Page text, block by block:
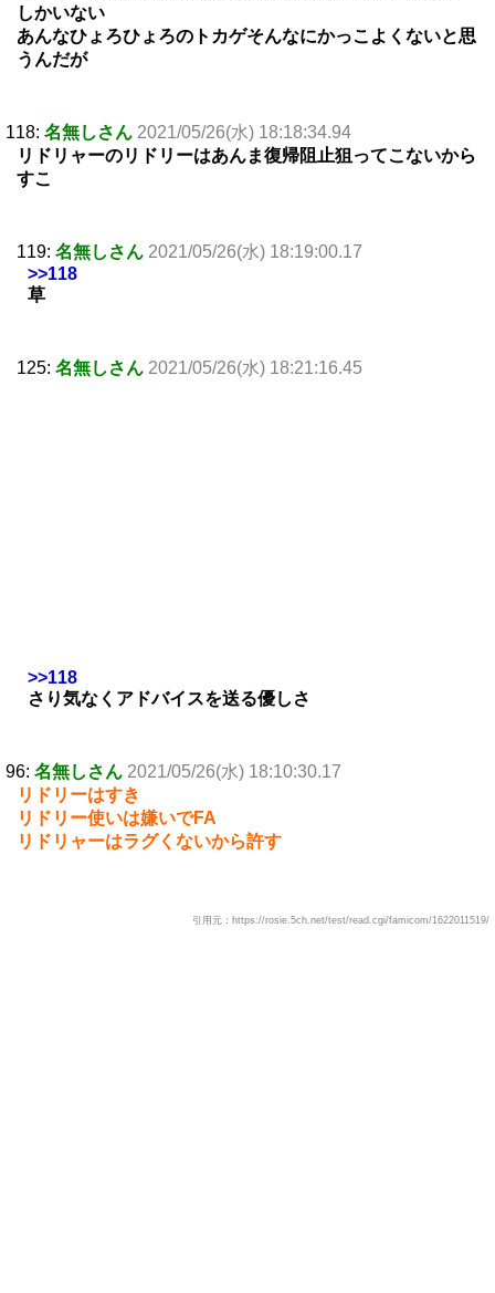
しかいない
あんなひょろひょろのトカゲそんなにかっこよくないと思
うんだが
118: 名無しさん 2021/05/26(水) 18:18:34.94
リドリャーのリドリーはあんま復帰阻止狙ってこないから
すこ
119: 名無しさん 2021/05/26(水) 18:19:00.17
>>118
草
125: 名無しさん 2021/05/26(水) 18:21:16.45
>>118
さり気なくアドバイスを送る優しさ
96: 名無しさん 2021/05/26(水) 18:10:30.17
リドリーはすき
リドリー使いは嫌いでFA
リドリャーはラグくないから許す
引用元：https://rosie.5ch.net/test/read.cgi/famicom/1622011519/